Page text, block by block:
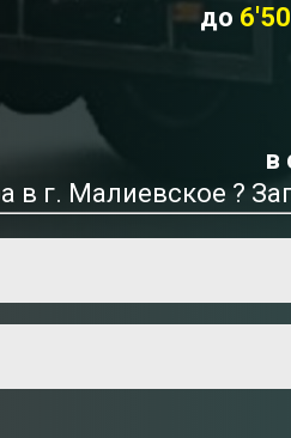
до
в
в г. Малиевское ?